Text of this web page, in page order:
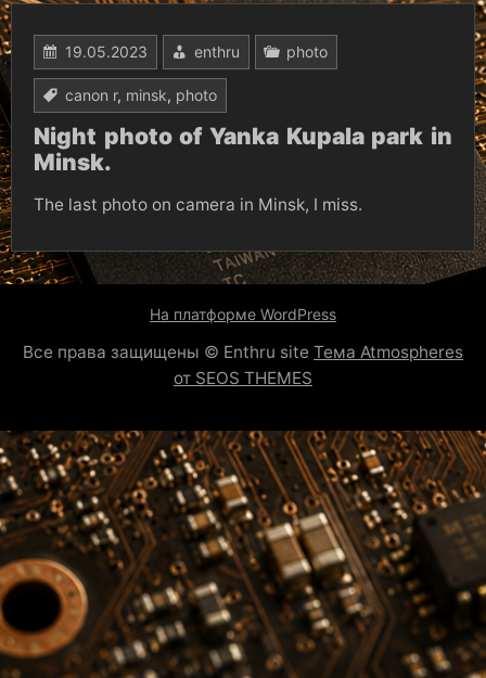
19.05.2023 enthru photo
canon r, minsk, photo
Night photo of Yanka Kupala park in
Minsk.
The last photo on camera in Minsk, I miss.
На платформе WordPress
Все права защищены © Enthru site Тема Atmospheres
от SEOS THEMES